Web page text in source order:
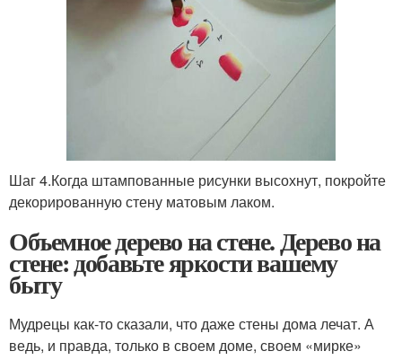
Шаг 4.Когда штампованные рисунки высохнут, покройте
декорированную стену матовым лаком.
Объемное дерево на стене. Дерево на
стене: добавьте яркости вашему
быту
Мудрецы как-то сказали, что даже стены дома лечат. А
ведь, и правда, только в своем доме, своем «мирке»